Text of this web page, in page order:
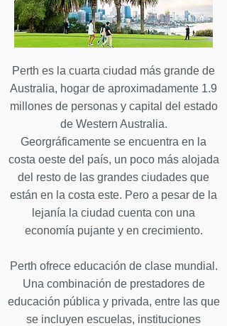
Perth es la cuarta ciudad más grande de
Australia, hogar de aproximadamente 1.9
millones de personas y capital del estado
de Western Australia.
Georgráficamente se encuentra en la
costa oeste del país, un poco más alojada
del resto de las grandes ciudades que
están en la costa este. Pero a pesar de la
lejanía la ciudad cuenta con una
economía pujante y en crecimiento.
Perth ofrece educación de clase mundial.
Una combinación de prestadores de
educación pública y privada, entre las que
se incluyen escuelas, instituciones